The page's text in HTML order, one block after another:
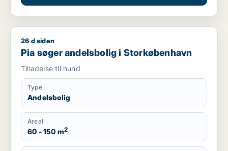
Pia søger andelsbolig i Storkøbenhavn
26 d siden
Pia søger andelsbolig i Storkøbenhavn
Tilladelse til hund
Type
Andelsbolig
Areal
60 - 150 m2